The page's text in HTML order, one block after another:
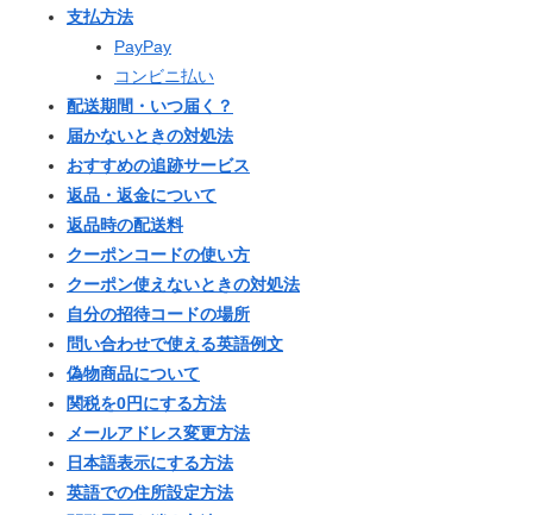
支払方法
PayPay
コンビニ払い
配送期間・いつ届く？
届かないときの対処法
おすすめの追跡サービス
返品・返金について
返品時の配送料
クーポンコードの使い方
クーポン使えないときの対処法
自分の招待コードの場所
問い合わせで使える英語例文
偽物商品について
関税を0円にする方法
メールアドレス変更方法
日本語表示にする方法
英語での住所設定方法